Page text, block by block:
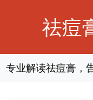
祛痘
专业解读祛痘膏，